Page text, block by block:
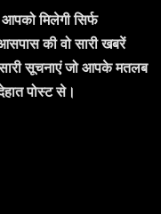
मिलेगी सिर्फ
की वो सारी खबरें
सूचनाएं जो आपके मतलब
पोस्ट से।